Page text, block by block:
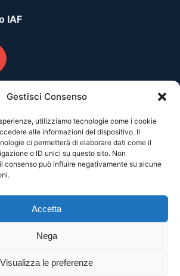
Gestisci Consenso
utilizziamo tecnologie come i cookie
alle informazioni del dispositivo. Il
ci permetterà di elaborare dati come il
o ID unici su questo sito. Non
consenso può influire negativamente su alcune
Accetta
Nega
Visualizza le preferenze
IAF